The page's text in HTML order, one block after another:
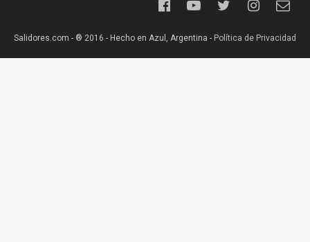
Salidores.com - ® 2016 - Hecho en Azul, Argentina - Política de Privacidad